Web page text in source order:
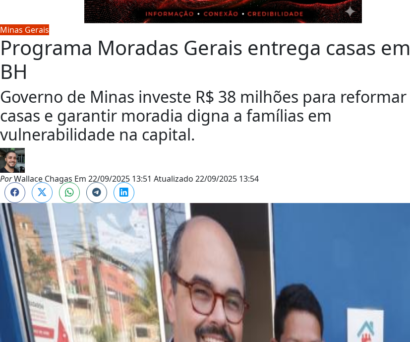
Minas Gerais
Programa Moradas Gerais entrega casas em
BH
Governo de Minas investe R$ 38 milhões para reformar
casas e garantir moradia digna a famílias em
vulnerabilidade na capital.
PorWallace Chagas Em 22/09/2025 13:51 Atualizado 22/09/2025 13:54